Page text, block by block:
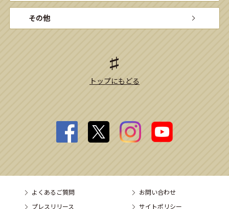
その他
トップにもどる
よくあるご質問
お問い合わせ
プレスリリース
サイトポリシー